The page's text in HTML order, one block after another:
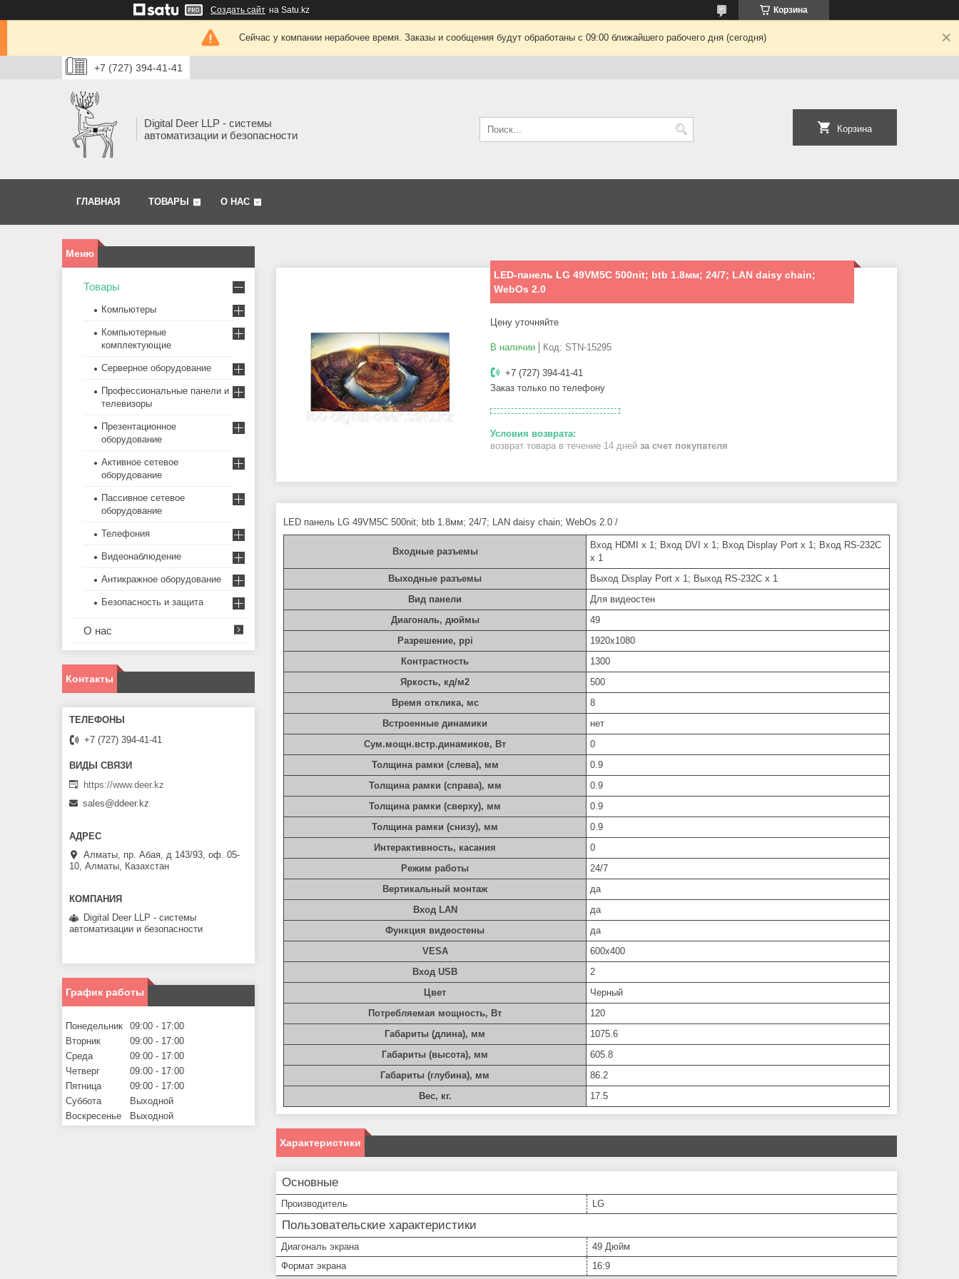
Создать сайт на Satu.kz Корзина
Сейчас у компании нерабочее время. Заказы и сообщения будут обработаны с 09:00 ближайшего рабочего дня (сегодня)
+7 (727) 394-41-41
Digital Deer LLP - системы
автоматизации и безопасности
Корзина
ГЛАВНАЯ ТОВАРЫ О НАС
LED-панель LG 49VM5C 500nit; btb 1.8мм; 24/7; LAN daisy chain;
WebOs 2.0
Цену уточняйте
В наличии Код: STN-15295
+7 (727) 394-41-41
Заказ только по телефону
возврат товара в течение 14 дней за счет покупателя
LED панель LG 49VM5C 500nit; btb 1.8мм; 24/7; LAN daisy chain; WebOs 2.0 /
Входные разъемы
Вход HDMI x 1; Вход DVI x 1; Вход Display Port x 1; Вход RS-232C
x 1
Выходные разъемы
Выход Display Port x 1; Выход RS-232C x 1
Вид панели
Для видеостен
Диагональ, дюймы
49
Разрешение, ppi
1920x1080
Контрастность
1300
Яркость, кд/м2
500
Время отклика, мс
8
Встроенные динамики
нет
Сум.мощн.встр.динамиков, Вт
0
Толщина рамки (слева), мм
0.9
Толщина рамки (справа), мм
0.9
Толщина рамки (сверху), мм
0.9
Толщина рамки (снизу), мм
0.9
Интерактивность, касания
0
Режим работы
24/7
Вертикальный монтаж
да
Вход LAN
да
Функция видеостены
да
VESA
600х400
Вход USB
2
Цвет
Черный
Потребляемая мощность, Вт
120
Габариты (длина), мм
1075.6
Габариты (высота), мм
605.8
Габариты (глубина), мм
86.2
Вес, кг.
17.5
Характеристики
Основные
Производитель LG
Пользовательские характеристики
Диагональ экрана
49 Дюйм
Формат экрана
16:9
Товары
Компьютеры
Компьютерные
комплектующие
Серверное оборудование
Профессиональные панели и
телевизоры
Презентационное
оборудование
Активное сетевое
оборудование
Пассивное сетевое
оборудование
Телефония
Видеонаблюдение
Антикражное оборудование
Безопасность и защита
О нас
Контакты
+7 (727) 394-41-41
https://www.deer.kz
sales@ddeer.kz
Алматы, пр. Абая, д 143/93, оф. 05-
10, Алматы, Казахстан
Digital Deer LLP - системы
автоматизации и безопасности
График работы
Понедельник 09:00
17:00
Вторник
09:00
17:00
Среда
09:00
17:00
Четверг
09:00
17:00
Пятница
09:00
17:00
Суббота
Выходной
Воскресенье
Выходной